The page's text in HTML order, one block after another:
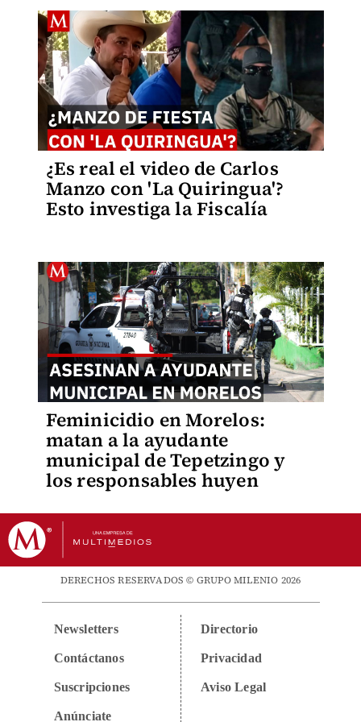
¿Es real el video de Carlos
Manzo con 'La Quiringua'?
Esto investiga la Fiscalía
Feminicidio en Morelos:
matan a la ayudante
municipal de Tepetzingo y
los responsables huyen
DERECHOS RESERVADOS © GRUPO MILENIO 2026
Newsletters
Contáctanos
Suscripciones
Anúnciate
Directorio
Privacidad
Aviso Legal